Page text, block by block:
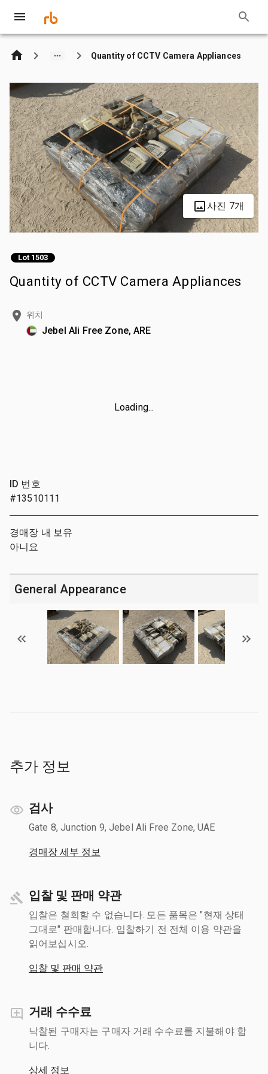
Quantity of CCTV Camera Appliances
사진 7개
Lot 1503
Quantity of CCTV Camera Appliances
위치
Jebel Ali Free Zone, ARE
Loading...
ID 번호
#13510111
경매장 내 보유
아니요
General Appearance
추가 정보
검사
Gate 8, Junction 9, Jebel Ali Free Zone, UAE
경매장 세부 정보
입찰 및 판매 약관
입찰은 철회할 수 없습니다. 모든 품목은 "현재 상태
그대로" 판매합니다. 입찰하기 전 전체 이용 약관을
읽어보십시오.
입찰 및 판매 약관
거래 수수료
낙찰된 구매자는 구매자 거래 수수료를 지불해야 합
니다.
상세 정보